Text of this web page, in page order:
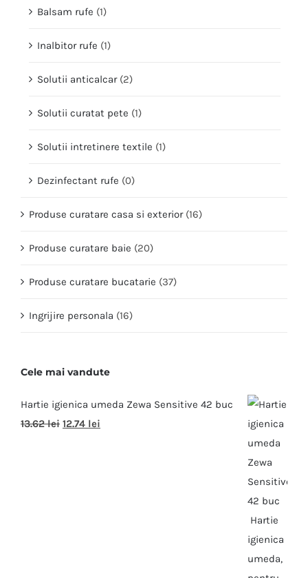
Balsam rufe (1)
Inalbitor rufe (1)
Solutii anticalcar (2)
Solutii curatat pete (1)
Solutii intretinere textile (1)
Dezinfectant rufe (0)
Produse curatare casa si exterior (16)
Produse curatare baie (20)
Produse curatare bucatarie (37)
Ingrijire personala (16)
Cele mai vandute
Hartie igienica umeda Zewa Sensitive 42 buc
13.62lei 12.74 lei